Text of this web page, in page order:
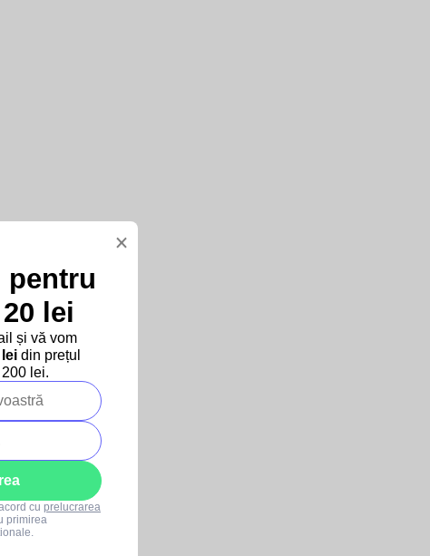
×
pentru
lei
și vă vom
din prețul
lei.
cu prelucrarea
primirea